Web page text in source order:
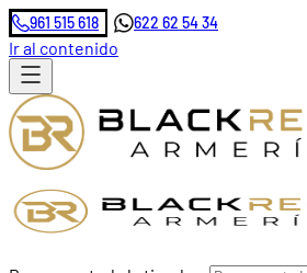
961 515 618 622 62 54 34
Ir al contenido